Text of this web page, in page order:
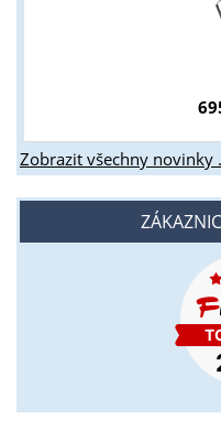
Zobrazit všechny novinky